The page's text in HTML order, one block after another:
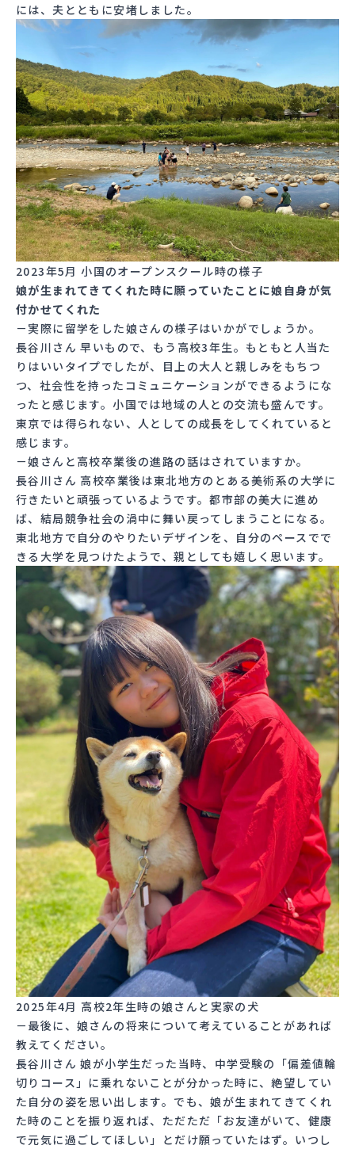
には、夫とともに安堵しました。
2023年5月 小国のオープンスクール時の様子
娘が生まれてきてくれた時に願っていたことに娘自身が気
付かせてくれた
－実際に留学をした娘さんの様子はいかがでしょうか。
長谷川さん 早いもので、もう高校3年生。もともと人当た
りはいいタイプでしたが、目上の大人と親しみをもちつ
つ、社会性を持ったコミュニケーションができるようにな
ったと感じます。小国では地域の人との交流も盛んです。
東京では得られない、人としての成長をしてくれていると
感じます。
－娘さんと高校卒業後の進路の話はされていますか。
長谷川さん 高校卒業後は東北地方のとある美術系の大学に
行きたいと頑張っているようです。都市部の美大に進め
ば、結局競争社会の渦中に舞い戻ってしまうことになる。
東北地方で自分のやりたいデザインを、自分のペースでで
きる大学を見つけたようで、親としても嬉しく思います。
2025年4月 高校2年生時の娘さんと実家の犬
－最後に、娘さんの将来について考えていることがあれば
教えてください。
長谷川さん 娘が小学生だった当時、中学受験の「偏差値輪
切りコース」に乗れないことが分かった時に、絶望してい
た自分の姿を思い出します。でも、娘が生まれてきてくれ
た時のことを振り返れば、ただただ「お友達がいて、健康
で元気に過ごしてほしい」とだけ願っていたはず。いつし